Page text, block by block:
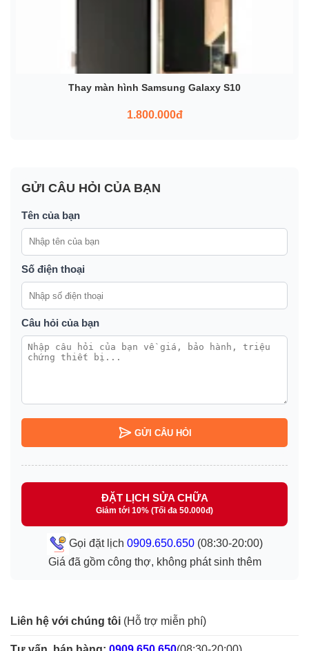
Thay màn hình Samsung Galaxy S10
1.800.000đ
GỬI CÂU HỎI CỦA BẠN
Tên của bạn
Số điện thoại
Câu hỏi của bạn
GỬI CÂU HỎI
ĐẶT LỊCH SỬA CHỮA
Giảm tới 10% (Tối đa 50.000đ)
Gọi đặt lịch 0909.650.650(08:30-20:00)
Giá đã gồm công thợ, không phát sinh thêm
Liên hệ với chúng tôi (Hỗ trợ miễn phí)